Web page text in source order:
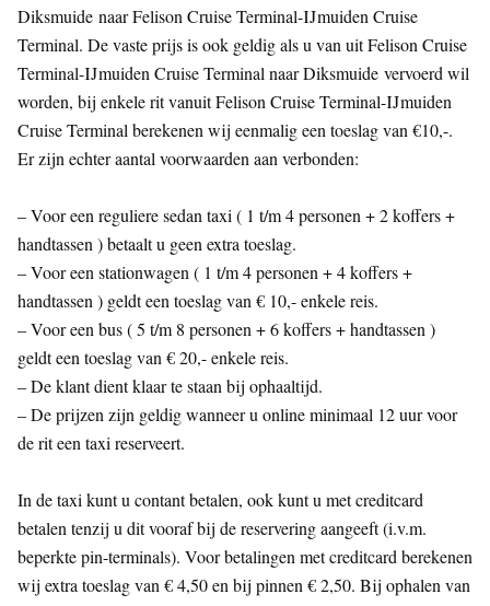
Diksmuide naar Felison Cruise Terminal-IJmuiden Cruise
Terminal. De vaste prijs is ook geldig als u van uit Felison Cruise
Terminal-IJmuiden Cruise Terminal naar Diksmuide vervoerd wil
worden, bij enkele rit vanuit Felison Cruise Terminal-IJmuiden
Cruise Terminal berekenen wij eenmalig een toeslag van €10,-.
Er zijn echter aantal voorwaarden aan verbonden:
– Voor een reguliere sedan taxi ( 1 t/m 4 personen + 2 koffers +
handtassen ) betaalt u geen extra toeslag.
– Voor een stationwagen ( 1 t/m 4 personen + 4 koffers +
handtassen ) geldt een toeslag van € 10,- enkele reis.
– Voor een bus ( 5 t/m 8 personen + 6 koffers + handtassen )
geldt een toeslag van € 20,- enkele reis.
– De klant dient klaar te staan bij ophaaltijd.
– De prijzen zijn geldig wanneer u online minimaal 12 uur voor
de rit een taxi reserveert.
In de taxi kunt u contant betalen, ook kunt u met creditcard
betalen tenzij u dit vooraf bij de reservering aangeeft (i.v.m.
beperkte pin-terminals). Voor betalingen met creditcard berekenen
wij extra toeslag van € 4,50 en bij pinnen € 2,50. Bij ophalen van